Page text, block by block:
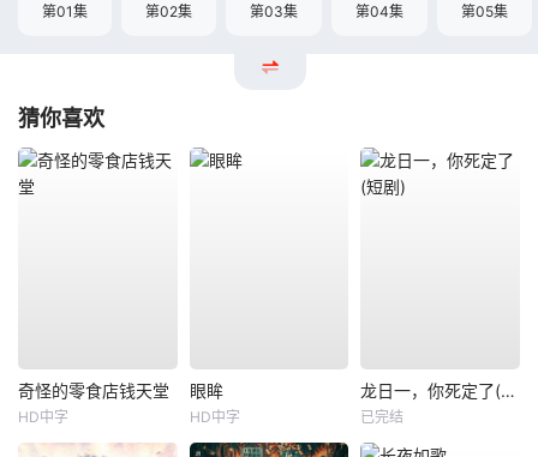
第01集 第02集 第03集 第04集 第05集
猜你喜欢
奇怪的零食店钱天堂
HD中字
眼眸
HD中字
龙日一，你死定了(短剧)
已完结